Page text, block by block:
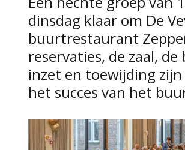
dinsdag klaar om De
buurtrestaurant
reservaties, de zaal,
inzet en toewijding
het succes van het